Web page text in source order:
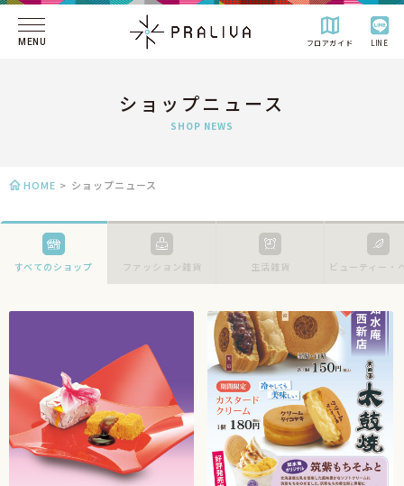
MENU フロアガイド LINE
ショップニュース
SHOP NEWS
HOME > ショップニュース
すべてのショップ ファッション雑貨 生活雑貨 ビューティー・